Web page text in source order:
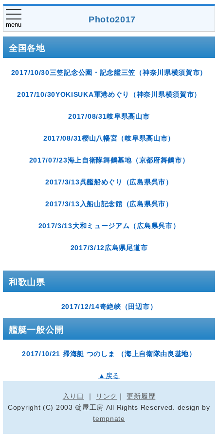
Photo2017
全国各地
2017/10/30三笠記念公園・記念艦三笠（神奈川県横須賀市）
2017/10/30YOKISUKA軍港めぐり（神奈川県横須賀市）
2017/08/31岐阜県高山市
2017/08/31櫻山八幡宮（岐阜県高山市）
2017/07/23海上自衛隊舞鶴基地（京都府舞鶴市）
2017/3/13呉艦船めぐり（広島県呉市）
2017/3/13入船山記念館（広島県呉市）
2017/3/13大和ミュージアム（広島県呉市）
2017/3/12広島県尾道市
和歌山県
2017/12/14奇絶峡（田辺市）
艦艇一般公開
2017/10/21 掃海艇 つのしま （海上自衛隊由良基地）
▲戻る
toggle
navigation
menu
入り口 ｜ リンク ｜更新履歴
Copyright (C) 2003 碇屋工房 All Rights Reserved. design by
tempnate